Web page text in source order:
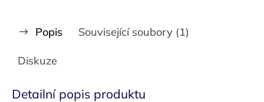
Popis Související soubory (1)
Diskuze
Detailní popis produktu